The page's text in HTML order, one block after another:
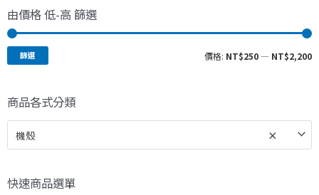
由價格 低-高 篩選
篩選 價格: NT$250 — NT$2,200
商品各式分類
×
機殼
快速商品選單